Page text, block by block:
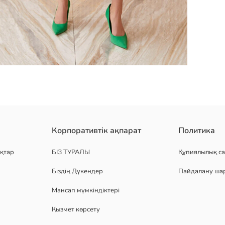
жасау үшін өнім сипаттамалары мен тұтынушы пікірлерін
белдікті көйлектің дизайны асимметриялы және қатпарлы
Корпоративтік ақпарат
БІЗ ТУРАЛЫ
Біздің Дүкендер
Мансап мүмкіндіктері
Қызмет көрсету
Политика
Құпиялылық
Пайдалану